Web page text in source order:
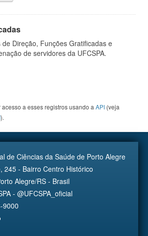
Direção, Funções Gratificadas e
de servidores da UFCSPA.
a esses registros usando a API (veja
).
de Ciências da Saúde de Porto Alegre
245 - Bairro Centro Histórico
Alegre/RS - Brasil
- @UFCSPA_oficial
9000